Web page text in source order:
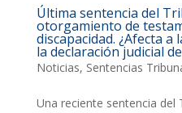
Última sentencia del
otorgamiento de
discapacidad. ¿Afecta
la declaración judicial
Noticias, Sentencias
Una reciente sentencia del